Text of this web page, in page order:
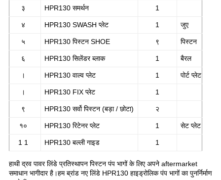
३ HPR130 समर्थन 1
४ HPR130 SWASH प्लेट 1 जुए
५ HPR130 पिस्टन SHOE ९ पिस्टन
६ HPR130 सिलेंडर ब्लाक 1 बैरल
। HPR130 वाल्व प्लेट 1 पोर्ट प्लेट
। HPR130 FIX प्लेट 1
९ HPR130 सर्वो पिस्टन (बड़ा / छोटा) २
१० HPR130 रिटेनर प्लेट 1 सेट प्लेट
1 1 HPR130 बल्ली गाइड 1
हाथी द्रव पावर लिंडे प्रतिस्थापन पिस्टन पंप भागों के लिए अपने aftermarket
समाधान भागीदार है।हम ब्रांड नए लिंडे HPR130 हाइड्रोलिक पंप भागों का पुनर्निर्माण